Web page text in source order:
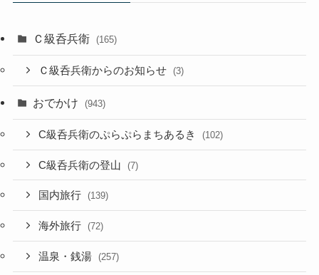
Ｃ級呑兵衛 (165)
Ｃ級呑兵衛からのお知らせ (3)
おでかけ (943)
C級呑兵衛のぷらぷらまちあるき (102)
C級呑兵衛の登山 (7)
国内旅行 (139)
海外旅行 (72)
温泉・銭湯 (257)